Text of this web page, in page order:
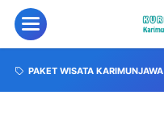
PAKET WISATA KARIMUNJAWA